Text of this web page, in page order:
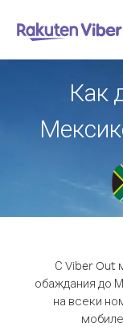
Как
С Viber Out
обаждания до
на всеки